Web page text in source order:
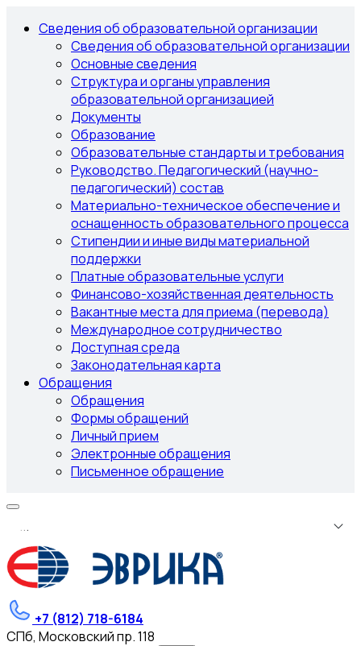
Сведения об образовательной организации
Сведения об образовательной организации
Основные сведения
Структура и органы управления
образовательной организацией
Документы
Образование
Образовательные стандарты и требования
Руководство. Педагогический (научно-
педагогический) состав
Материально-техническое обеспечение и
оснащенность образовательного процесса
Стипендии и иные виды материальной
поддержки
Платные образовательные услуги
Финансово-хозяйственная деятельность
Вакантные места для приема (перевода)
Международное сотрудничество
Доступная среда
Законодательная карта
Обращения
Обращения
Формы обращений
Личный прием
Электронные обращения
Письменное обращение
...
+7 (812) 718-6184
СПб, Московский пр. 118